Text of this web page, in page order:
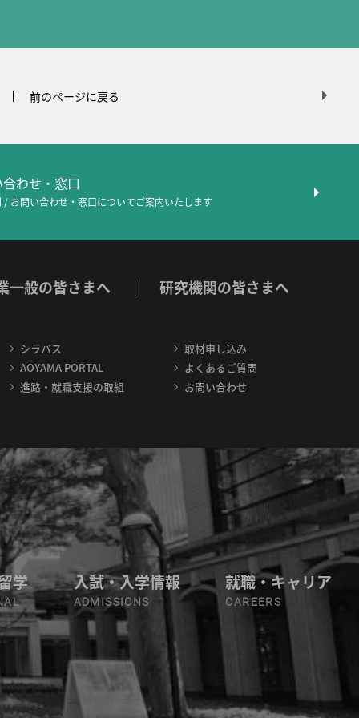
前のページに戻る
わせ・窓口
お問い合わせ・窓口についてご案内いたします
一般の皆さまへ 研究機関の皆さまへ
シラバス
AOYAMA PORTAL
進路・就職支援の取組
取材申し込み
よくあるご質問
お問い合わせ
学 入試・入学情報
ADMISSIONS
就職・キャリア
CAREERS